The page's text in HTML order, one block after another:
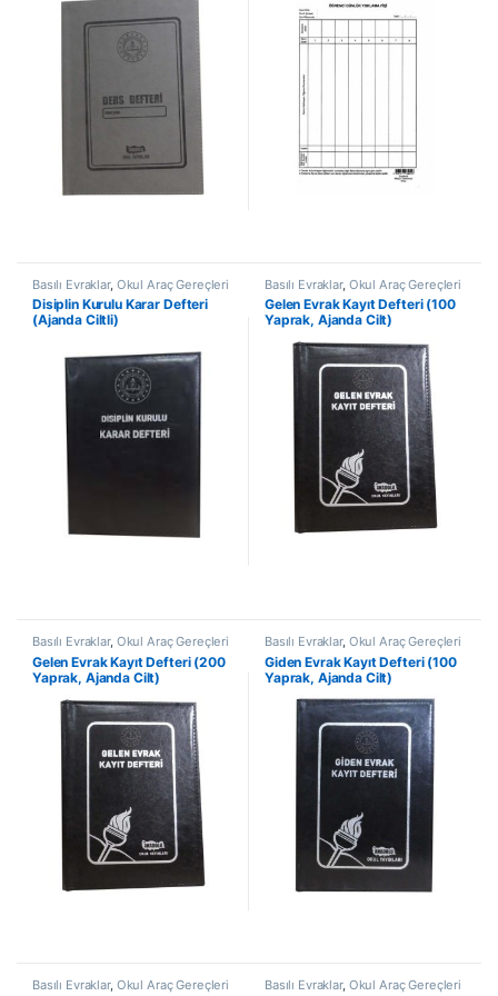
Basılı Evraklar, Okul Araç Gereçleri
Disiplin Kurulu Karar Defteri
(Ajanda Ciltli)
Basılı Evraklar, Okul Araç Gereçleri
Gelen Evrak Kayıt Defteri (100
Yaprak, Ajanda Cilt)
Basılı Evraklar, Okul Araç Gereçleri
Gelen Evrak Kayıt Defteri (200
Yaprak, Ajanda Cilt)
Basılı Evraklar, Okul Araç Gereçleri
Giden Evrak Kayıt Defteri (100
Yaprak, Ajanda Cilt)
Basılı Evraklar, Okul Araç Gereçleri Basılı Evraklar, Okul Araç Gereçleri